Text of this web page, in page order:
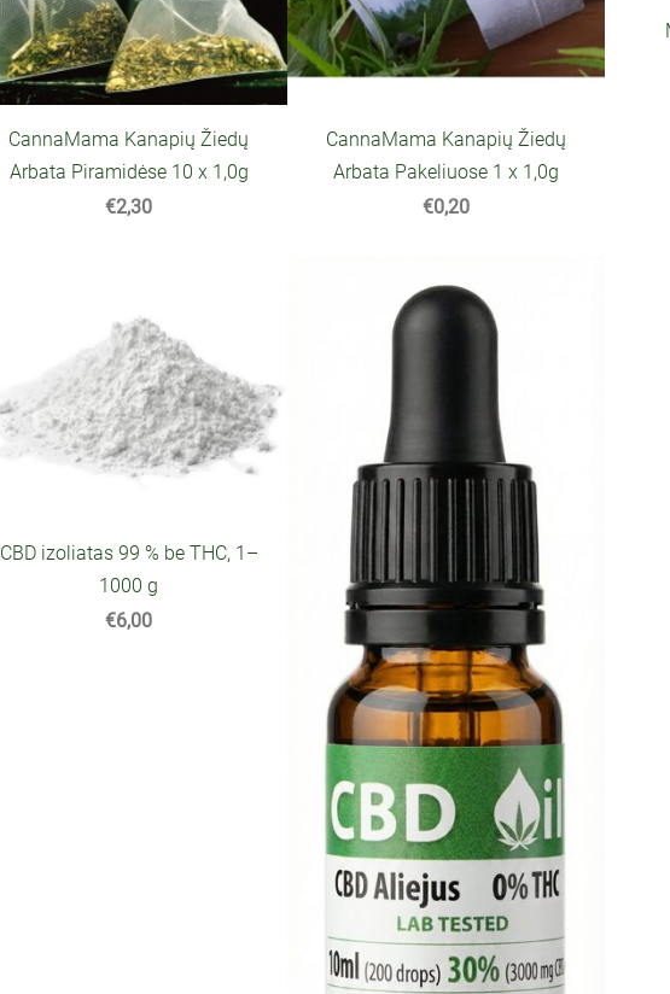
CannaMama Kanapių Žiedų
Arbata Piramidėse 10 x 1,0g
€2,30
CannaMama Kanapių Žiedų
Arbata Pakeliuose 1 x 1,0g
€0,20
CBD izoliatas 99 % be THC, 1–
1000 g
€6,00